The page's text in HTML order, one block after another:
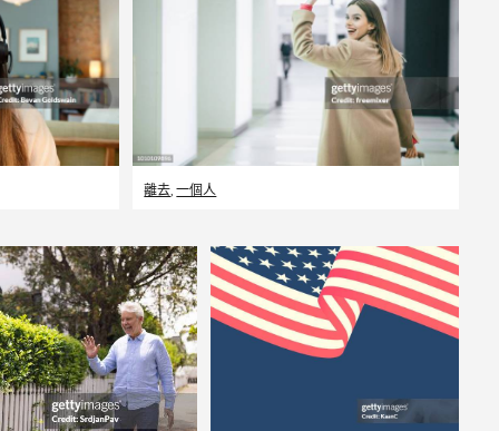
離去 ,一個人